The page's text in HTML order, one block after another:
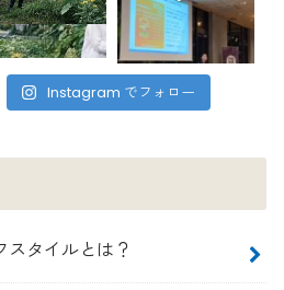
Instagram でフォロー
スタイルとは？